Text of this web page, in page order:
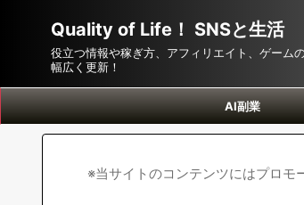
Quality of Life！ SNSと生活
役立つ情報や稼ぎ方、アフィリエイト、ゲーム
幅広く更新！
AI副業
※当サイトのコンテンツにはプロモ